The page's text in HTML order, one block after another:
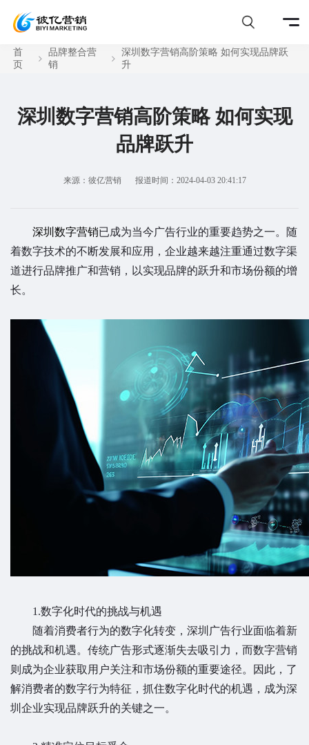
首
页
品牌整合营
销
深圳数字营销高阶策略 如何实现品牌跃
升
深圳数字营销高阶策略 如何实现
品牌跃升
来源：彼亿营销 报道时间：2024-04-03 20:41:17
深圳数字营销已成为当今广告行业的重要趋势之一。随
着数字技术的不断发展和应用，企业越来越注重通过数字渠
道进行品牌推广和营销，以实现品牌的跃升和市场份额的增
长。
1.数字化时代的挑战与机遇
随着消费者行为的数字化转变，深圳广告行业面临着新
的挑战和机遇。传统广告形式逐渐失去吸引力，而数字营销
则成为企业获取用户关注和市场份额的重要途径。因此，了
解消费者的数字行为特征，抓住数字化时代的机遇，成为深
圳企业实现品牌跃升的关键之一。